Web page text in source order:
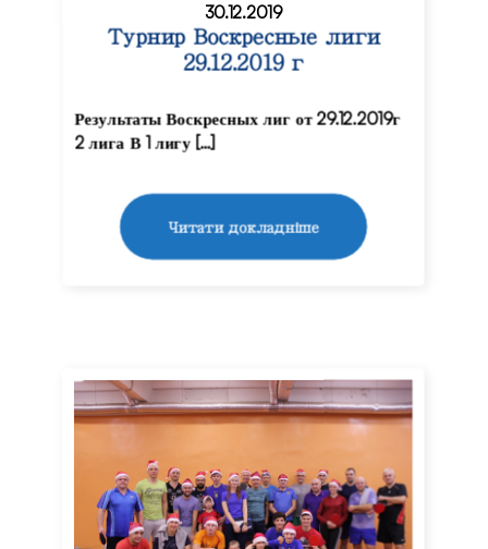
30.12.2019
Турнир Воскресные лиги
29.12.2019 г
Результаты Воскресных лиг от 29.12.2019г
2 лига В 1 лигу […]
Читати докладніше